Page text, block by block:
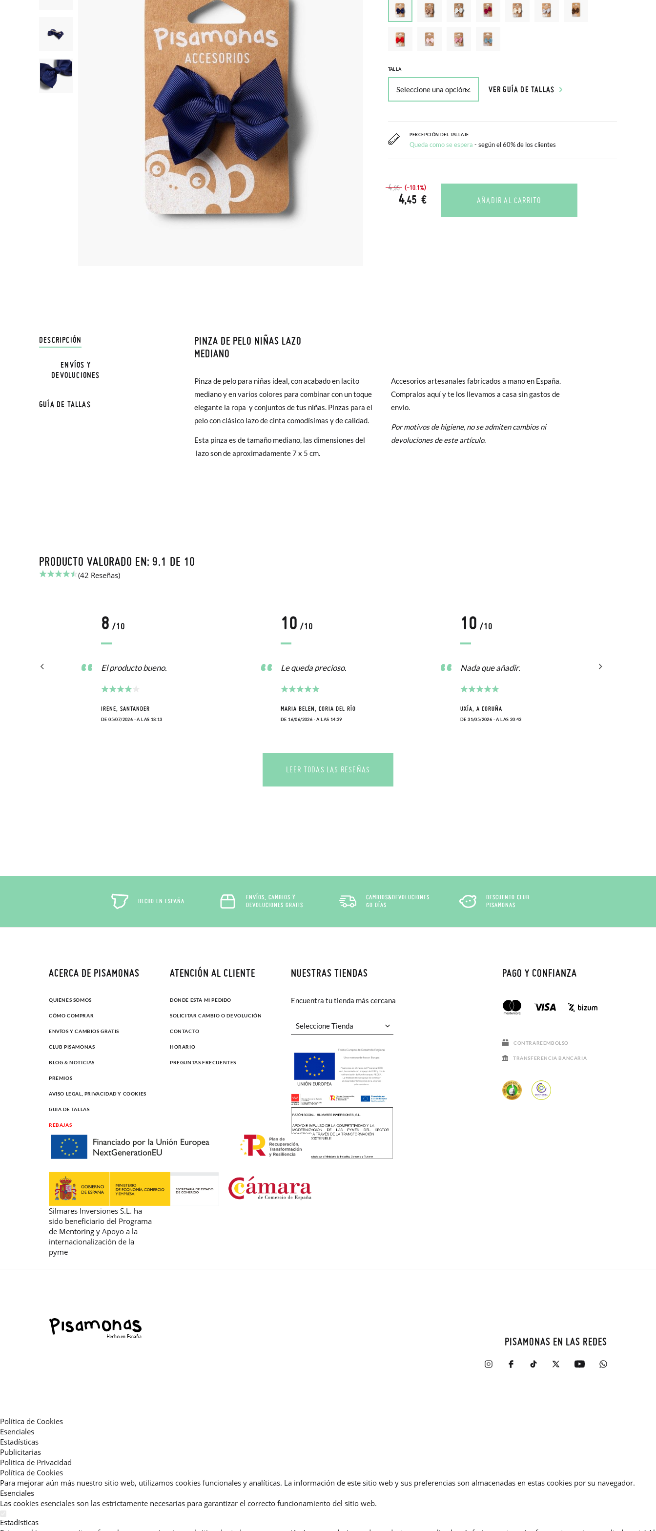
TALLA
VER GUÍA DE TALLAS
PERCEPCIÓN DEL TALLAJE
Queda como se espera - según el 60% de los clientes
4,95 (-10.1%)
4,45 € AÑADIR AL CARRITO
DESCRIPCIÓN
PINZA DE PELO NIÑAS LAZO
MEDIANO
Pinza de pelo para niñas ideal, con acabado en lacito
mediano y en varios colores para combinar con un toque
elegante la ropa y conjuntos de tus niñas. Pinzas para el
pelo con clásico lazo de cinta comodísimas y de calidad.
Esta pinza es de tamaño mediano, las dimensiones del
lazo son de aproximadamente 7 x 5 cm.
Accesorios artesanales fabricados a mano en España.
Compralos aquí y te los llevamos a casa sin gastos de
envio.
Por motivos de higiene, no se admiten cambios ni
devoluciones de este artículo.
ENVÍOS Y
DEVOLUCIONES
En Pisamonas todos los Envíos son GRATIS y los Cambios de Talla/Color también son GRATIS y puedes realizarlos
hasta en 60 días. ¡Te acercamos nuestra tienda física hasta la puerta de tu casa!
Además del envío estándar gratuito (2-3 días laborables), en caso de que prefieras acelerar el envío, puedes por muy
poco más (3,95€) elegir Envío Urgente en Península.
En Baleares el tiempo de envío es de 3-4 días laborables.
Sólo en Pisamonas envíos y cambios gratis, sin importe mínimo, sin preguntas. El precio final será el de los zapatos que
elijas, y si cuando te lleguen no te valen, sólo tienes que entrar en la sección
para enviarnos la petición de cambio. Nuestro equipo Atención al Cliente se encargará de todo: te mandaremos otra
GUÍA DE TALLAS
PRODUCTO VALORADO EN: 9.1 DE 10
(42 Reseñas)
8 /10
El producto bueno.
IRENE, SANTANDER
DE 05/07/2026 - A LAS 18:13
10 /10
Le queda precioso.
MARIA BELEN, CORIA DEL RÍO
DE 16/06/2026 - A LAS 14:39
10 /10
Nada que añadir.
UXÍA, A CORUÑA
DE 31/05/2026 - A LAS 20:43
LEER TODAS LAS RESEÑAS
HECHO EN ESPAÑA
ENVÍOS, CAMBIOS Y
DEVOLUCIONES GRATIS
CAMBIOS&DEVOLUCIONES
60 DÍAS
DESCUENTO CLUB
PISAMONAS
ACERCA DE PISAMONAS
QUIÉNES SOMOS
CÓMO COMPRAR
ENVÍOS Y CAMBIOS GRATIS
CLUB PISAMONAS
BLOG & NOTICIAS
PREMIOS
AVISO LEGAL, PRIVACIDAD Y COOKIES
GUIA DE TALLAS
REBAJAS
Silmares Inversiones S.L. ha
sido beneficiario del Programa
de Mentoring y Apoyo a la
internacionalización de la
pyme
ATENCIÓN AL CLIENTE
DONDE ESTÁ MI PEDIDO
SOLICITAR CAMBIO O DEVOLUCIÓN
CONTACTO
HORARIO
PREGUNTAS FRECUENTES
NUESTRAS TIENDAS
Encuentra tu tienda más cercana
PAGO Y CONFIANZA
CONTRAREEMBOLSO
TRANSFERENCIA BANCARIA
PISAMONAS EN LAS REDES
Política de Cookies
Esenciales
Estadísticas
Publicitarias
Política de Privacidad
Política de Cookies
Para mejorar aún más nuestro sitio web, utilizamos cookies funcionales y analíticas. La información de este sitio web y sus preferencias son almacenadas en estas cookies por su navegador.
Esenciales
Las cookies esenciales son las estrictamente necesarias para garantizar el correcto funcionamiento del sitio web.
Estadísticas